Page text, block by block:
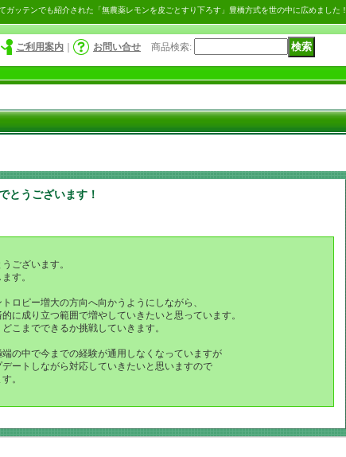
ッテンでも紹介された「無農薬レモンを皮ごとすり下ろす」豊橋方式を世の中に広めました！
ご利用案内 お問い合せ 商品検索:
とうございます！
ございます。
す。
ロピー増大の方向へ向かうようにしながら、
に成り立つ範囲で増やしていきたいと思っています。
こまでできるか挑戦していきます。
の中で今までの経験が通用しなくなっていますが
ートしながら対応していきたいと思いますので
。